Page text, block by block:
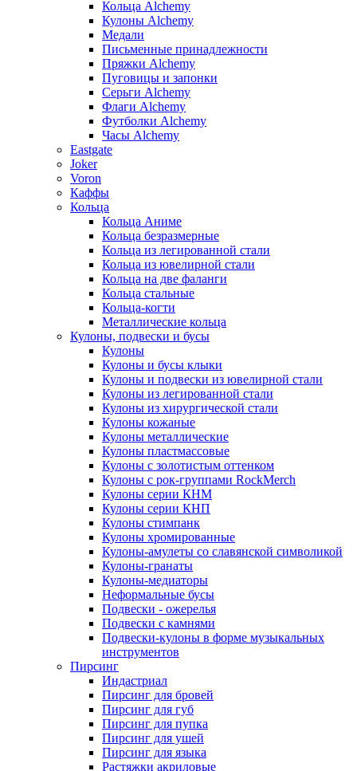
Кольца Alchemy
Кулоны Alchemy
Медали
Письменные принадлежности
Пряжки Alchemy
Пуговицы и запонки
Серьги Alchemy
Флаги Alchemy
Футболки Alchemy
Часы Alchemy
Eastgate
Joker
Voron
Каффы
Кольца
Кольца Аниме
Кольца безразмерные
Кольца из легированной стали
Кольца из ювелирной стали
Кольца на две фаланги
Кольца стальные
Кольца-когти
Металлические кольца
Кулоны, подвески и бусы
Кулоны
Кулоны и бусы клыки
Кулоны и подвески из ювелирной стали
Кулоны из легированной стали
Кулоны из хирургической стали
Кулоны кожаные
Кулоны металлические
Кулоны пластмассовые
Кулоны с золотистым оттенком
Кулоны с рок-группами RockMerch
Кулоны серии КНМ
Кулоны серии КНП
Кулоны стимпанк
Кулоны хромированные
Кулоны-амулеты со славянской символикой
Кулоны-гранаты
Кулоны-медиаторы
Неформальные бусы
Подвески - ожерелья
Подвески с камнями
Подвески-кулоны в форме музыкальных
инструментов
Пирсинг
Индастриал
Пирсинг для бровей
Пирсинг для губ
Пирсинг для пупка
Пирсинг для ушей
Пирсинг для языка
Растяжки акриловые